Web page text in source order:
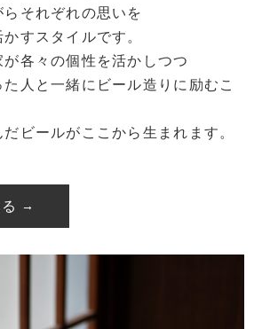
それぞれの思いを
すスタイルです。
各々の個性を活かしつつ
人と一緒にビール造りに励むこ
ビールがここから生まれます。